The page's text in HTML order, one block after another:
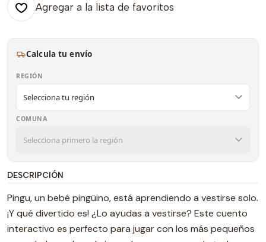
Agregar a la lista de favoritos
Calcula tu envío
REGIÓN
COMUNA
DESCRIPCIÓN
Pingu, un bebé pingüino, está aprendiendo a vestirse solo.
¡Y qué divertido es! ¿Lo ayudas a vestirse? Este cuento
interactivo es perfecto para jugar con los más pequeños